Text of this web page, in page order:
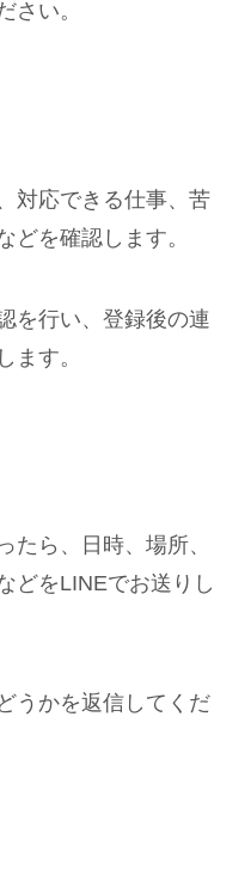
さい。
対応できる仕事、苦
どを確認します。
を行い、登録後の連
ます。
たら、日時、場所、
どをLINEでお送りし
うかを返信してくだ